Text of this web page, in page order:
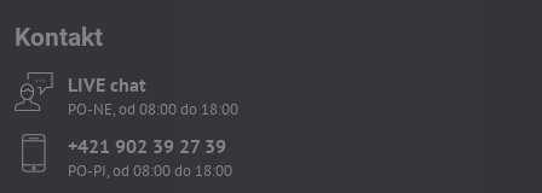
Kontakt
LIVE chat
PO-NE, od 08:00 do 18:00
+421 902 39 27 39
PO-PI, od 08:00 do 18:00